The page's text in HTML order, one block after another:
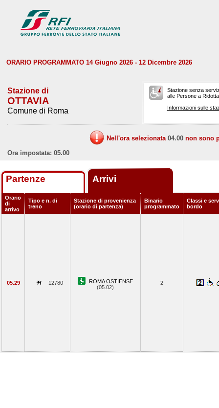
ORARIO PROGRAMMATO 14 Giugno 2026 - 12 Dicembre 2026
Stazione di
OTTAVIA
Comune di Roma
Stazione senza
alle Persone a
Informazioni sulle
Nell'ora selezionata 04.00 non sono
Ora impostata: 05.00
Partenze Arrivi
Orario
di
arrivo
Tipo e n. di
treno
Stazione di provenienza
(orario di partenza)
Binario
programmato
Classi e
bordo
05.29 12780
ROMA OSTIENSE
(05.02)
2